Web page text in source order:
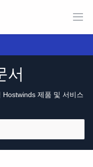
서
제품 및 서비스